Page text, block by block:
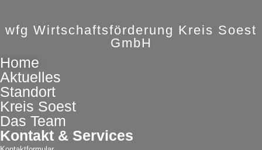
wfg Wirtschaftsförderung Kreis Soest
GmbH
Home
Aktuelles
Standort
Kreis Soest
Das Team
Kontakt & Services